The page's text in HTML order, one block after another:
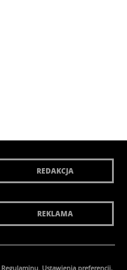
REDAKCJA
REKLAMA
Regulaminu. Ustawienia preferencji.